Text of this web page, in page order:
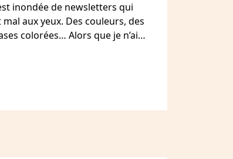
inondée de newsletters qui
aux yeux. Des couleurs, des
colorées… Alors que je n’ai…